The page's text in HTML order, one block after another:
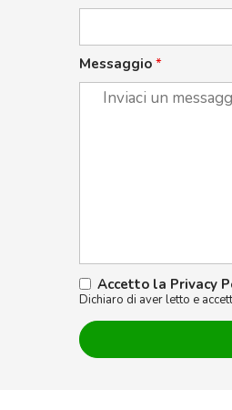
Messaggio *
Accetto la Privacy
Dichiaro di aver letto e